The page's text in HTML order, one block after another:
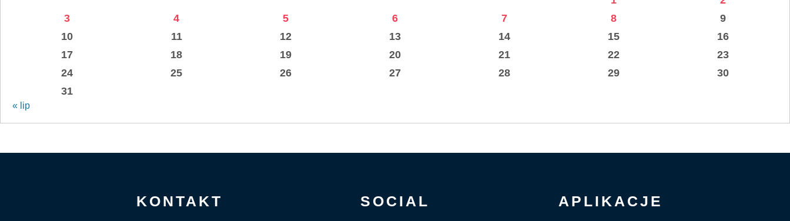
3
4 5 6 7 8
9
10
11 12 13 14 15
16
17
18 19 20 21 22
23
24
25 26 27 28 29
30
31
« lip
KONTAKT SOCIAL APLIKACJE